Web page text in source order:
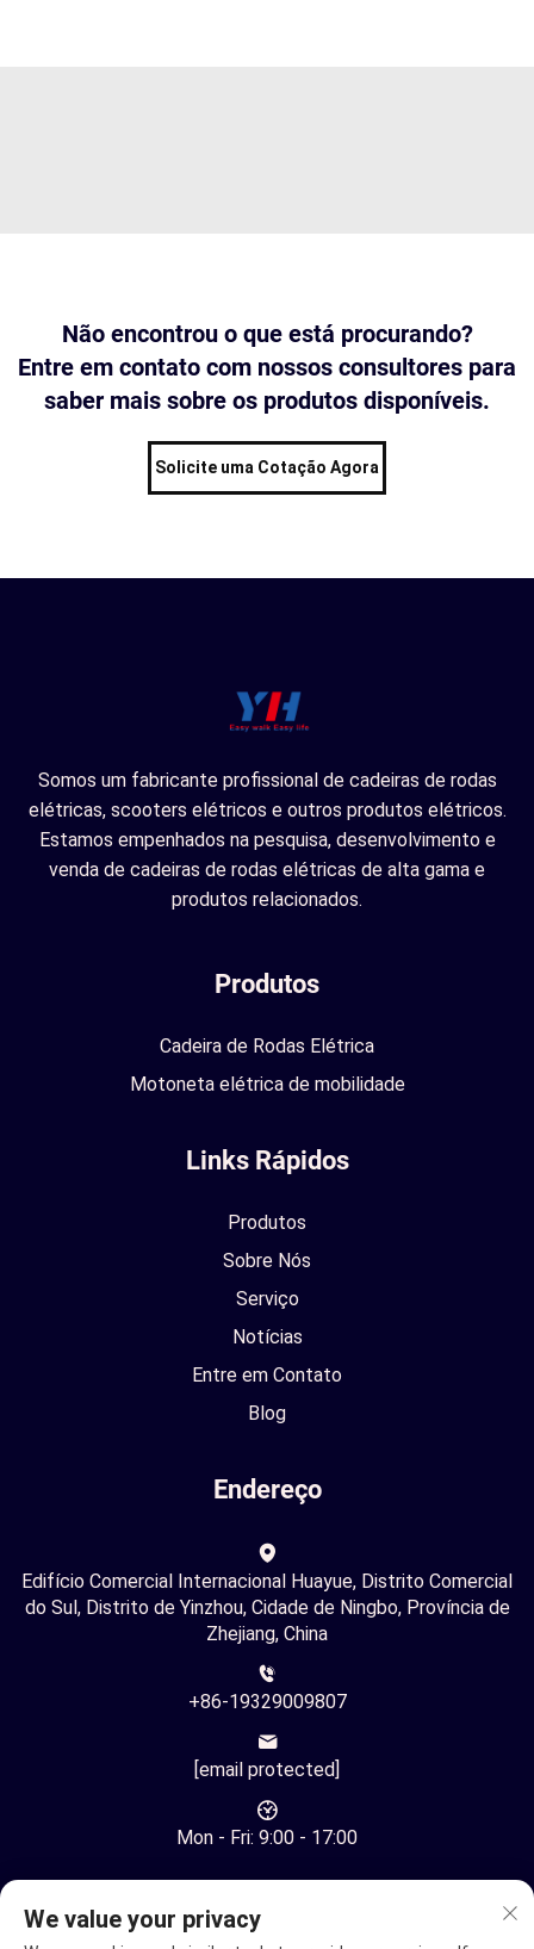
Não encontrou o que está procurando?
Entre em contato com nossos consultores para
saber mais sobre os produtos disponíveis.
Solicite uma Cotação Agora
Somos um fabricante profissional de cadeiras de rodas
elétricas, scooters elétricos e outros produtos elétricos.
Estamos empenhados na pesquisa, desenvolvimento e
venda de cadeiras de rodas elétricas de alta gama e
produtos relacionados.
Produtos
Cadeira de Rodas Elétrica
Motoneta elétrica de mobilidade
Links Rápidos
Produtos
Sobre Nós
Serviço
Notícias
Entre em Contato
Blog
Endereço
Edifício Comercial Internacional Huayue, Distrito Comercial
do Sul, Distrito de Yinzhou, Cidade de Ningbo, Província de
Zhejiang, China
+86-19329009807
[email protected]
Mon - Fri: 9:00 - 17:00
We value your privacy